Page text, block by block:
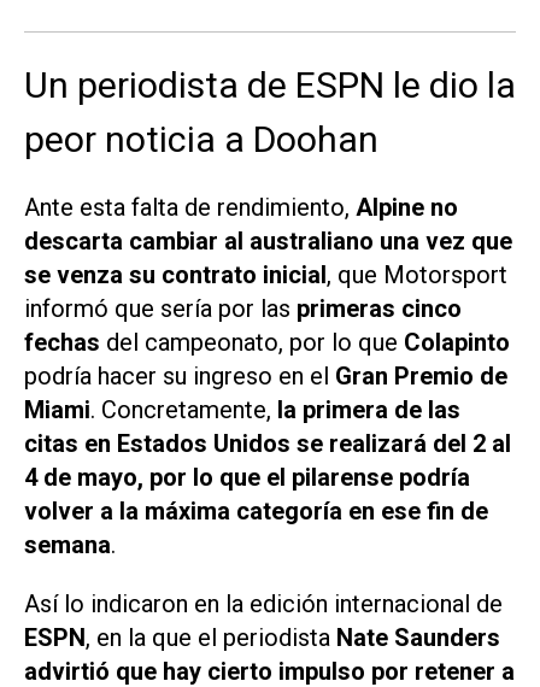
Un periodista de ESPN le dio la
peor noticia a Doohan
Ante esta falta de rendimiento, Alpine no
descarta cambiar al australiano una vez que
se venza su contrato inicial, que Motorsport
informó que sería por las primeras cinco
fechas del campeonato, por lo que Colapinto
podría hacer su ingreso en el Gran Premio de
Miami. Concretamente, la primera de las
citas en Estados Unidos se realizará del 2 al
4 de mayo, por lo que el pilarense podría
volver a la máxima categoría en ese fin de
semana.
Así lo indicaron en la edición internacional de
ESPN, en la que el periodista Nate Saunders
advirtió que hay cierto impulso por retener a